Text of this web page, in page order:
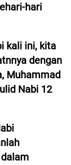
hari
kali ini, kita
dengan
Muhammad
Nabi 12